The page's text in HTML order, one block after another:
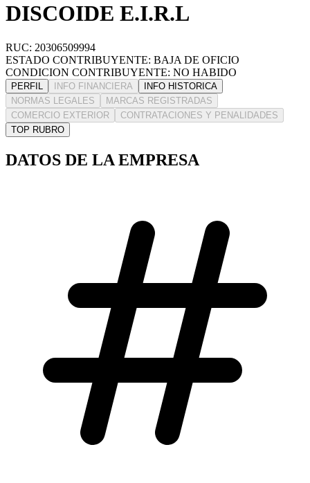
DISCOIDE E.I.R.L
RUC: 20306509994
ESTADO CONTRIBUYENTE: BAJA DE OFICIO
CONDICION CONTRIBUYENTE: NO HABIDO
PERFIL INFO FINANCIERA
INFO HISTORICA
NORMAS LEGALES
MARCAS REGISTRADAS
COMERCIO EXTERIOR
CONTRATACIONES Y PENALIDADES
TOP RUBRO
DATOS DE LA EMPRESA